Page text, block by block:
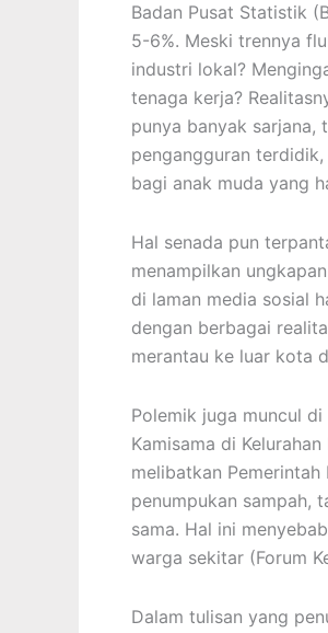
Badan Pusat Statistik
5-6%. Meski trennya
industri lokal?
tenaga kerja?
punya banyak sarjana,
pengangguran
bagi anak muda yang
Hal senada pun
menampilkan
di laman media sosial
dengan berbagai
merantau ke luar kota
Polemik juga muncul
Kamisama di
melibatkan
penumpukan sampah,
sama. Hal ini
warga sekitar (Forum
Dalam tulisan yang